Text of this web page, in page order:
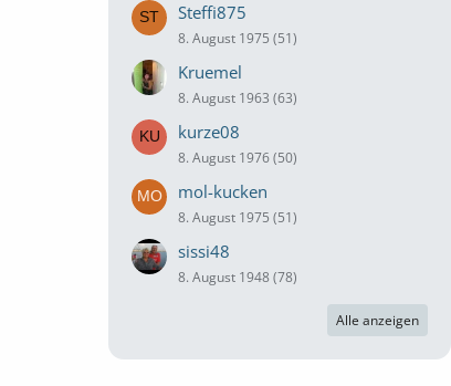
Steffi875
8. August 1975 (51)
Kruemel
8. August 1963 (63)
kurze08
8. August 1976 (50)
mol-kucken
8. August 1975 (51)
sissi48
8. August 1948 (78)
Alle anzeigen